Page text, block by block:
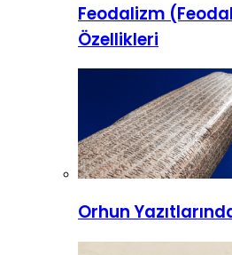
Feodalizm
Özellikleri
Orhun